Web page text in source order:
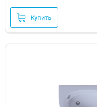
Купить